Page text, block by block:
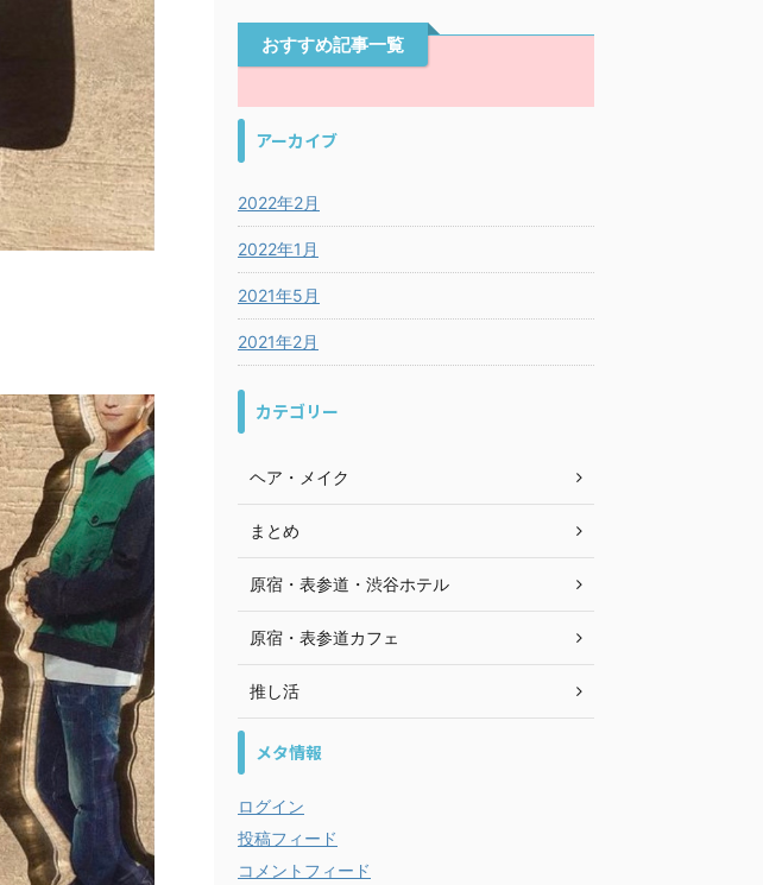
おすすめ記事一覧
アーカイブ
2022年2月
2022年1月
2021年5月
2021年2月
カテゴリー
ヘア・メイク
まとめ
原宿・表参道・渋谷ホテル
原宿・表参道カフェ
推し活
メタ情報
ログイン
投稿フィード
コメントフィード